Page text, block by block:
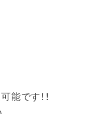
能です！！